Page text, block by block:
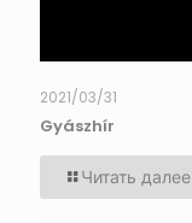
2021/03/31
Gyászhír
Читать далее